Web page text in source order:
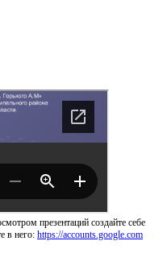
презентаций создайте себе
в него: https://accounts.google.com